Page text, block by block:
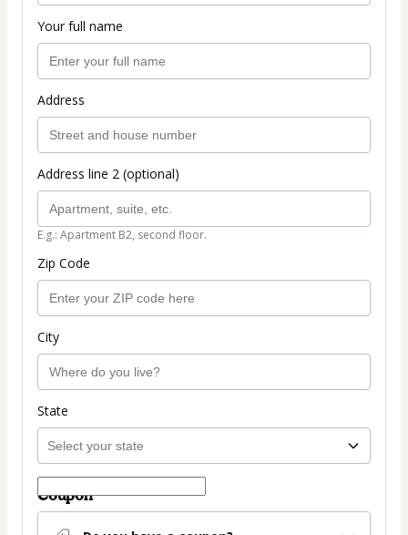
Your full name
Address
Address line 2 (optional)
E.g.: Apartment B2, second floor.
Zip Code
City
State
Coupon